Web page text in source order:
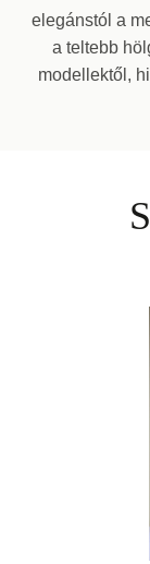
elegánstól a
a teltebb
modellektől,